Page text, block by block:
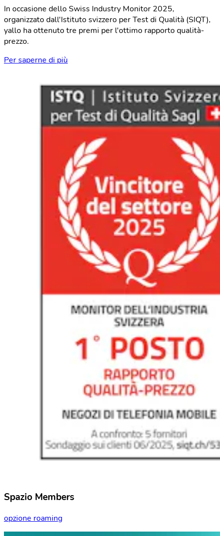
In occasione dello Swiss Industry Monitor 2025,
organizzato dall'Istituto svizzero per Test di Qualità (SIQT),
yallo ha ottenuto tre premi per l'ottimo rapporto qualità-
prezzo.
Per saperne di più
Spazio Members
opzione roaming